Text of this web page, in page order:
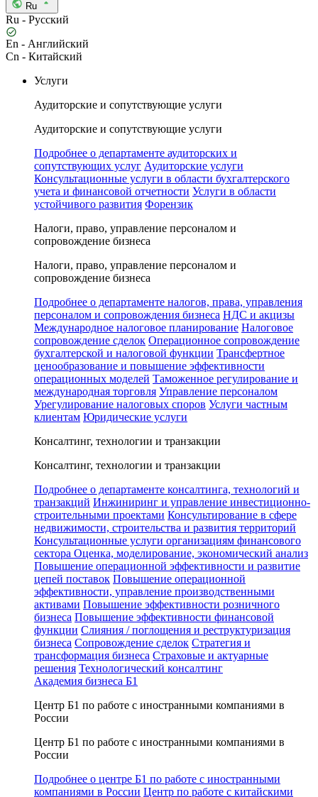
Ru
Ru - Русский
En - Английский
Cn - Китайский
Услуги
Аудиторские и сопутствующие услуги
Аудиторские и сопутствующие услуги
Подробнее о департаменте аудиторских и
сопутствующих услуг Аудиторские услуги
Консультационные услуги в области бухгалтерского
учета и финансовой отчетности Услуги в области
устойчивого развития Форензик
Налоги, право, управление персоналом и
сопровождение бизнеса
Налоги, право, управление персоналом и
сопровождение бизнеса
Подробнее о департаменте налогов, права, управления
персоналом и сопровождения бизнеса НДС и акцизы
Международное налоговое планирование Налоговое
сопровождение сделок Операционное сопровождение
бухгалтерской и налоговой функции Трансфертное
ценообразование и повышение эффективности
операционных моделей Таможенное регулирование и
международная торговля Управление персоналом
Урегулирование налоговых споров Услуги частным
клиентам Юридические услуги
Консалтинг, технологии и транзакции
Консалтинг, технологии и транзакции
Подробнее о департаменте консалтинга, технологий и
транзакций Инжиниринг и управление инвестиционно-
строительными проектами Консультирование в сфере
недвижимости, строительства и развития территорий
Консультационные услуги организациям финансового
сектора Оценка, моделирование, экономический анализ
Повышение операционной эффективности и развитие
цепей поставок Повышение операционной
эффективности, управление производственными
активами Повышение эффективности розничного
бизнеса Повышение эффективности финансовой
функции Слияния / поглощения и реструктуризация
бизнеса Сопровождение сделок Стратегия и
трансформация бизнеса Страховые и актуарные
решения Технологический консалтинг
Академия бизнеса Б1
Центр Б1 по работе с иностранными компаниями в
России
Центр Б1 по работе с иностранными компаниями в
России
Подробнее о центре Б1 по работе с иностранными
компаниями в России Центр по работе с китайскими